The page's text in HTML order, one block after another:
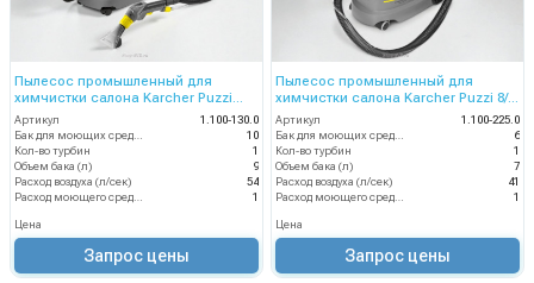
Пылесос промышленный для
химчистки салона Karcher Puzzi
10/1
Артикул
1.100-130.0
Бак для моющих средств
10
Кол-во турбин
1
Объем бака (л)
9
Расход воздуха (л/сек)
54
Расход моющего средства
1
Цена
Запрос цены
Пылесос промышленный для
химчистки салона Karcher Puzzi 8/1
C
Артикул
1.100-225.0
Бак для моющих средств
6
Кол-во турбин
1
Объем бака (л)
7
Расход воздуха (л/сек)
41
Расход моющего средства
1
Цена
Запрос цены